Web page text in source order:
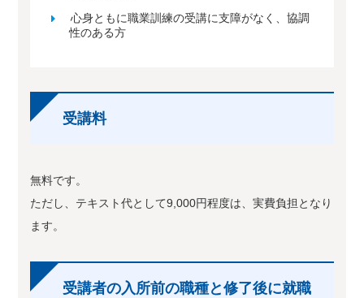
心身ともに職業訓練の受講に支障がなく、協調
性のある方
受講料
無料です。
ただし、テキスト代として9,000円程度は、実費負担となり
ます。
受講者の入所前の職種と修了後に就職